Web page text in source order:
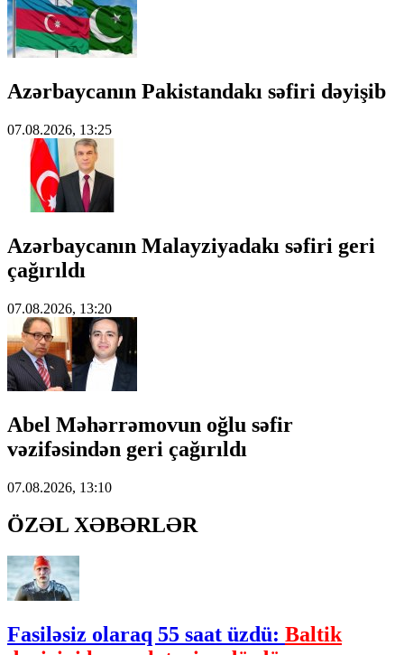
Azərbaycanın Pakistandakı səfiri dəyişib
07.08.2026, 13:25
Azərbaycanın Malayziyadakı səfiri geri
çağırıldı
07.08.2026, 13:20
Abel Məhərrəmovun oğlu səfir
vəzifəsindən geri çağırıldı
07.08.2026, 13:10
ÖZƏL XƏBƏRLƏR
Fasiləsiz olaraq 55 saat üzdü: Baltik